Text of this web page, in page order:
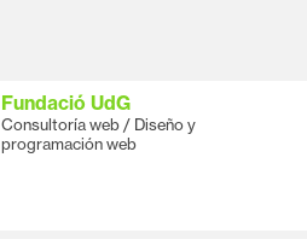
Fundació UdG
Consultoría web / Diseño y
programación web